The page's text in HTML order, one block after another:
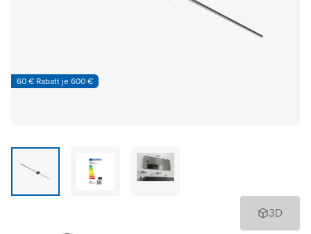
60 € Rabatt je 600 €
3D